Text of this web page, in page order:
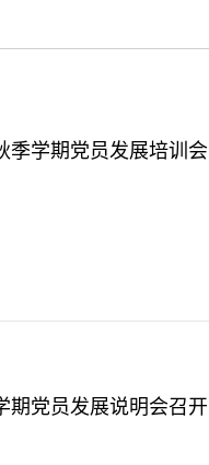
季学期党员发展培训会
期党员发展说明会召开